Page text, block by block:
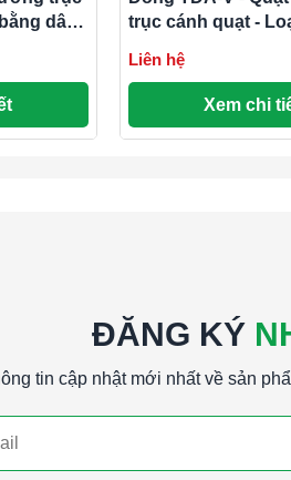
tiếp (AMCA Air) - Danh mục sản
tiếp (AMCA Air & FEG) - Danh mục
dây
trục cánh quạt -
Liên hệ
Xem chi
ĐĂNG KÝ
tin cập nhật mới nhất về sản